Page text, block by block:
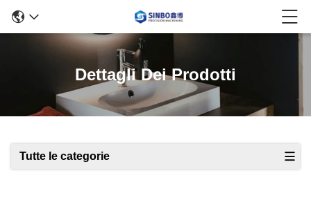
Dettagli Dei Prodotti
Tutte le categorie